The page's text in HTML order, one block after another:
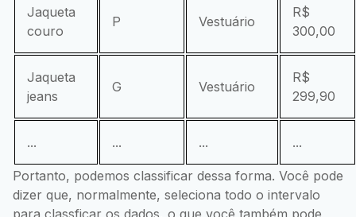
Jaqueta
couro
P Vestuário
R$
300,00
Jaqueta
jeans
G Vestuário
R$
299,90
... ... ... ...
Portanto, podemos classificar dessa forma. Você pode
dizer que, normalmente, seleciona todo o intervalo